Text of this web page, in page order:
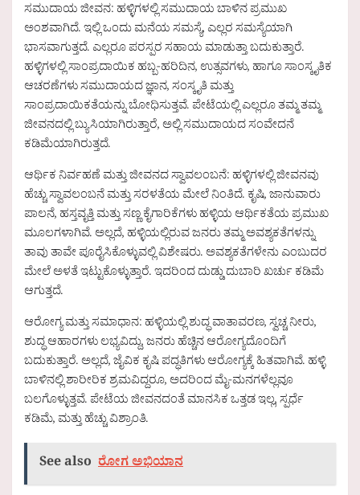
ಸಮುದಾಯ ಜೀವನ: ಹಳ್ಳಿಗಳಲ್ಲಿ ಸಮುದಾಯ ಬಾಳಿನ ಪ್ರಮುಖ
ಅಂಶವಾಗಿದೆ. ಇಲ್ಲಿ ಒಂದು ಮನೆಯ ಸಮಸ್ಯೆ, ಎಲ್ಲರ ಸಮಸ್ಯೆಯಾಗಿ
ಭಾಸವಾಗುತ್ತದೆ. ಎಲ್ಲರೂ ಪರಸ್ಪರ ಸಹಾಯ ಮಾಡುತ್ತಾ ಬದುಕುತ್ತಾರೆ.
ಹಳ್ಳಿಗಳಲ್ಲಿ ಸಾಂಪ್ರದಾಯಿಕ ಹಬ್ಬ-ಹರಿದಿನ, ಉತ್ಸವಗಳು, ಹಾಗೂ ಸಾಂಸ್ಕೃತಿಕ
ಆಚರಣೆಗಳು ಸಮುದಾಯದ ಜ್ಞಾನ, ಸಂಸ್ಕೃತಿ ಮತ್ತು
ಸಾಂಪ್ರದಾಯಿಕತೆಯನ್ನು ಬೋಧಿಸುತ್ತವೆ. ಪೇಟೆಯಲ್ಲಿ ಎಲ್ಲರೂ ತಮ್ಮ ತಮ್ಮ
ಜೀವನದಲ್ಲಿ ಬ್ಯುಸಿಯಾಗಿರುತ್ತಾರೆ, ಅಲ್ಲಿ ಸಮುದಾಯದ ಸಂವೇದನೆ
ಕಡಿಮೆಯಾಗಿರುತ್ತದೆ.
ಆರ್ಥಿಕ ನಿರ್ವಹಣೆ ಮತ್ತು ಜೀವನದ ಸ್ವಾವಲಂಬನೆ: ಹಳ್ಳಿಗಳಲ್ಲಿ ಜೀವನವು
ಹೆಚ್ಚು ಸ್ವಾವಲಂಬನೆ ಮತ್ತು ಸರಳತೆಯ ಮೇಲೆ ನಿಂತಿದೆ. ಕೃಷಿ, ಜಾನುವಾರು
ಪಾಲನೆ, ಹಸ್ತವೃತ್ತಿ ಮತ್ತು ಸಣ್ಣ ಕೈಗಾರಿಕೆಗಳು ಹಳ್ಳಿಯ ಆರ್ಥಿಕತೆಯ ಪ್ರಮುಖ
ಮೂಲಗಳಾಗಿವೆ. ಅಲ್ಲದೆ, ಹಳ್ಳಿಯಲ್ಲಿರುವ ಜನರು ತಮ್ಮ ಅವಶ್ಯಕತೆಗಳನ್ನು
ತಾವು ತಾವೇ ಪೂರೈಸಿಕೊಳ್ಳುವಲ್ಲಿ ವಿಶೇಷರು. ಅವಶ್ಯಕತೆಗಳೇನು ಎಂಬುದರ
ಮೇಲೆ ಅಳತೆ ಇಟ್ಟುಕೊಳ್ಳುತ್ತಾರೆ. ಇದರಿಂದ ದುಡ್ಡು ದುಬಾರಿ ಖರ್ಚು ಕಡಿಮೆ
ಆಗುತ್ತದೆ.
ಆರೋಗ್ಯ ಮತ್ತು ಸಮಾಧಾನ: ಹಳ್ಳಿಯಲ್ಲಿ ಶುದ್ಧ ವಾತಾವರಣ, ಸ್ವಚ್ಚ ನೀರು,
ಶುದ್ಧ ಆಹಾರಗಳು ಲಭ್ಯವಿದ್ದು, ಜನರು ಹೆಚ್ಚಿನ ಆರೋಗ್ಯದೊಂದಿಗೆ
ಬದುಕುತ್ತಾರೆ. ಅಲ್ಲದೆ, ಜೈವಿಕ ಕೃಷಿ ಪದ್ಧತಿಗಳು ಆರೋಗ್ಯಕ್ಕೆ ಹಿತವಾಗಿವೆ. ಹಳ್ಳಿ
ಬಾಳಿನಲ್ಲಿ ಶಾರೀರಿಕ ಶ್ರಮವಿದ್ದರೂ, ಅದರಿಂದ ಮೈ-ಮನಗಳೆಲ್ಲವೂ
ಬಲಗೊಳ್ಳುತ್ತವೆ. ಪೇಟೆಯ ಜೀವನದಂತೆ ಮಾನಸಿಕ ಒತ್ತಡ ಇಲ್ಲ, ಸ್ಪರ್ಧೆ
ಕಡಿಮೆ, ಮತ್ತು ಹೆಚ್ಚು ವಿಶ್ರಾಂತಿ.
See also ರೋಗ ಅಭಿಯಾನ